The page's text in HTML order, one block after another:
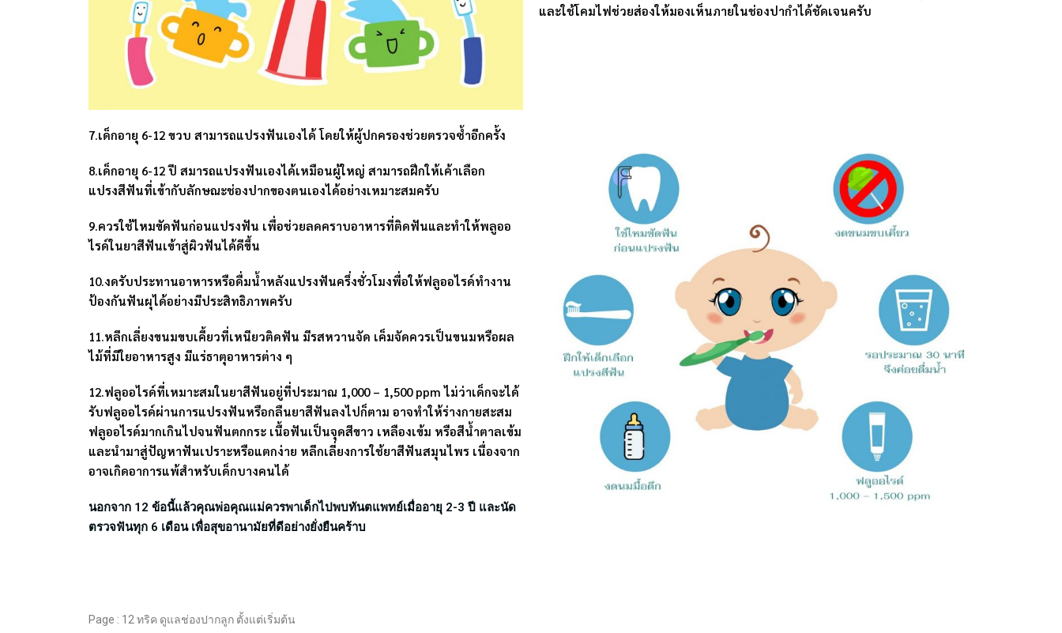
และใช้โคมไฟช่วยส่องให้มองเห็นภายในช่องปากำได้ชัดเจนครับ
7.เด็กอายุ 6-12 ขวบ สามารถแปรงฟันเองได้ โดยให้ผู้ปกครองช่วยตรวจซ้ำอีกครั้ง
8.เด็กอายุ 6-12 ปี สมารถแปรงฟันเองได้เหมือนผู้ใหญ่ สามารถฝึกให้เค้าเลือก
แปรงสีฟันที่เข้ากับลักษณะช่องปากของตนเองได้อย่างเหมาะสมครับ
9.ควรใช้ไหมขัดฟันก่อนแปรงฟัน เพื่อช่วยลดคราบอาหารที่ติดฟันและทำให้พลูออ
ไรด์ในยาสีฟันเข้าสู่ผิวฟันได้ดีขึ้น
10.งดรับประทานอาหารหรือดื่มน้ำหลังแปรงฟันครึ่งชั่วโมงพื่อให้ฟลูออไรด์ทำงาน
ป้องกันฟันผุได้อย่างมีประสิทธิภาพครับ
11.หลีกเลี่ยงขนมขบเคี้ยวที่เหนียวติดฟัน มีรสหวานจัด เค็มจัดควรเป็นขนมหรือผล
ไม้ที่มีใยอาหารสูง มีแร่ธาตุอาหารต่าง ๆ
12.ฟลูออไรด์ที่เหมาะสมในยาสีฟันอยู่ที่ประมาณ 1,000 – 1,500 ppm ไม่ว่าเด็กจะได้
รับฟลูออไรด์ผ่านการแปรงฟันหรือกลืนยาสีฟันลงไปก็ตาม อาจทำให้ร่างกายสะสม
ฟลูออไรด์มากเกินไปจนฟันตกกระ เนื้อฟันเป็นจุดสีขาว เหลืองเข้ม หรือสีน้ำตาลเข้ม
และนำมาสู่ปัญหาฟันเปราะหรือแตกง่าย หลีกเลี่ยงการใช้ยาสีฟันสมุนไพร เนื่องจาก
อาจเกิดอาการแพ้สำหรับเด็กบางคนได้
นอกจาก 12 ข้อนี้แล้วคุณพ่อคุณแม่ควรพาเด็กไปพบทันตแพทย์เมื่ออายุ 2-3 ปี และนัด
ตรวจฟันทุก 6 เดือน เพื่อสุขอานามัยที่ดีอย่างยั่งยืนคร้าบ
Page : 12 ทริค ดูแลช่องปากลูก ตั้งแต่เริ่มต้น